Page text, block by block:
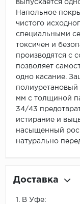
выпускается
Напольное
чистого
специальными
токсичен и
производятся с
позволяет
одно касание.
мм с толщиной
34/43
истирание и
насыщенный
натурально
Доставка
1. В Уфе: